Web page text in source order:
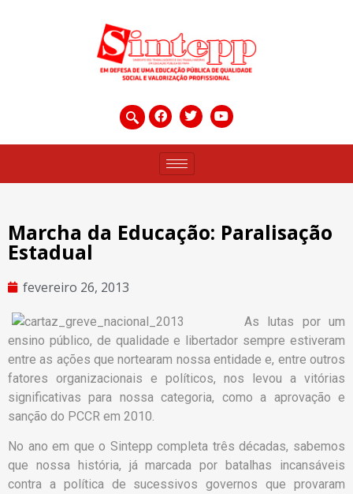
Marcha da Educação: Paralisação
Estadual
fevereiro 26, 2013
As lutas por um
ensino público, de qualidade e libertador sempre estiveram
entre as ações que nortearam nossa entidade e, entre outros
fatores organizacionais e políticos, nos levou a vitórias
significativas para nossa categoria, como a aprovação e
sanção do PCCR em 2010.
No ano em que o Sintepp completa três décadas, sabemos
que nossa história, já marcada por batalhas incansáveis
contra a política de sucessivos governos que provaram